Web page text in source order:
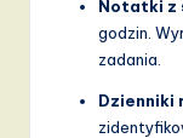
Notatki z
godzin.
zadania.
Dzienniki